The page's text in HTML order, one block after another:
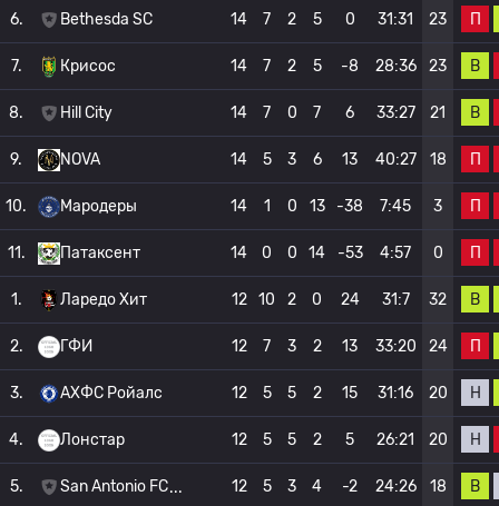
6. Bethesda SC 14 7 2 5 0 31:31 23 П
7. Крисос 14 7 2 5 -8 28:36 23 В
8. Hill City 14 7 0 7 6 33:27 21 В
9. NOVA 14 5 3 6 13 40:27 18 П
10. Мародеры 14 1 0 13 -38 7:45 3 П
11. Патаксент 14 0 0 14 -53 4:57 0 П
1. Ларедо Хит 12 10 2 0 24 31:7 32 В
2. ГФИ 12 7 3 2 13 33:20 24 П
3. АХФС Ройалс 12 5 5 2 15 31:16 20 Н
4. Лонстар 12 5 5 2 5 26:21 20 Н
5. San Antonio FC 12 5 3 4 -2 24:26 18 В